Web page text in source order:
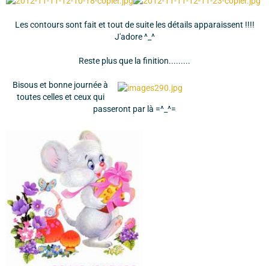
Les contours sont fait et tout de suite les détails apparaissent !!!!
J'adore ^_^
Reste plus que la finition.........
Bisous et bonne journée à
toutes celles et ceux qui
passeront par là =^_^=